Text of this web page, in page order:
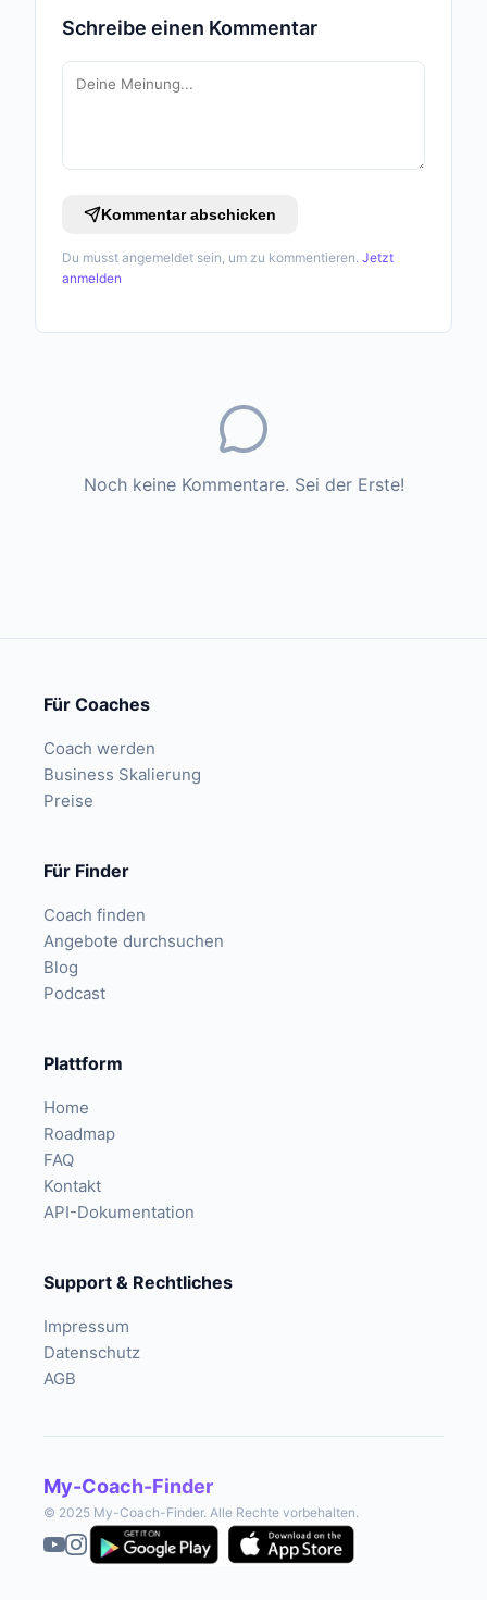
Schreibe einen Kommentar
Kommentar abschicken
Du musst angemeldet sein, um zu kommentieren. Jetzt
anmelden
Noch keine Kommentare. Sei der Erste!
Für Coaches
Coach werden
Business Skalierung
Preise
Für Finder
Coach finden
Angebote durchsuchen
Blog
Podcast
Plattform
Home
Roadmap
FAQ
Kontakt
API-Dokumentation
Support & Rechtliches
Impressum
Datenschutz
AGB
My-Coach-Finder
© 2025 My-Coach-Finder. Alle Rechte vorbehalten.